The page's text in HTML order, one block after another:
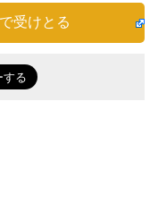
受けとる